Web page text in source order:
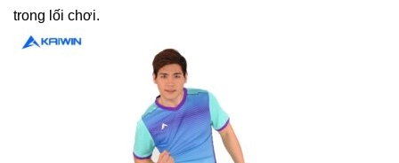
trong lối chơi.